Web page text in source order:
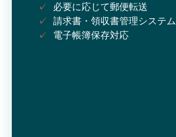
✓
必要に応じて郵便転送
✓ 請求書・領収書管理システム
✓
電子帳簿保存対応